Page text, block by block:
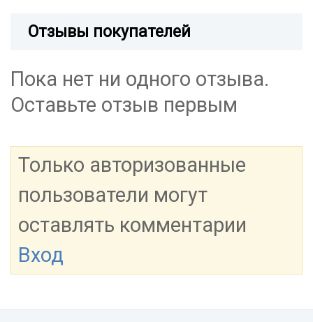
Отзывы покупателей
Пока нет ни одного отзыва.
Оставьте отзыв первым
Только авторизованные
пользователи могут
оставлять комментарии
Вход